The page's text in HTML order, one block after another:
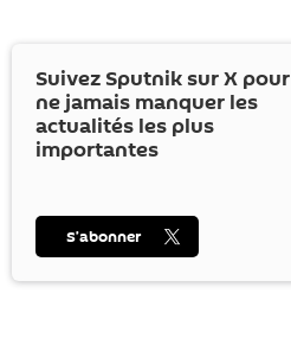
Suivez Sputnik surX pour
ne jamais manquer les
actualités les plus
importantes
S’abonner